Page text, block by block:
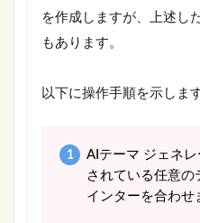
を作成しますが、上述し
もあります。
以下に操作手順を示します
AIテーマ ジェネ
されている任意の
インターを合わせ